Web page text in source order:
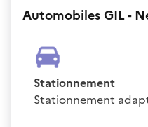
Automobiles GIL -
Stationnement
Stationnement